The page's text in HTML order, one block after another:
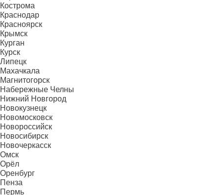
Кострома
Краснодар
Красноярск
Крымск
Курган
Курск
Липецк
Махачкала
Магнитогорск
Набережные Челны
Нижний Новгород
Новокузнецк
Новомосковск
Новороссийск
Новосибирск
Новочеркасск
Омск
Орёл
Оренбург
Пенза
Пермь